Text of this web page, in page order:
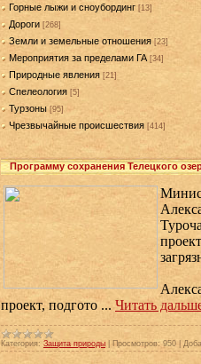
Горные лыжи и сноубординг [13]
Дороги [268]
Земли и земельные отношения [23]
Мероприятия за пределами ГА [34]
Природные явления [21]
Спелеология [5]
Турзоны [95]
Чрезвычайные происшествия [414]
Программу сохранения Телецкого
проект, подгото ...Читать
Категория: Защита природы Просмотров: 950